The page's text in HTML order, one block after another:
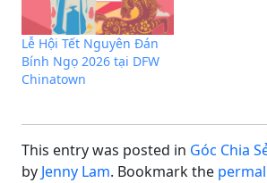
Lễ Hội Tết Nguyên Đán
Bính Ngọ 2026 tại DFW
Chinatown
This entry was posted in Góc Chia
by Jenny Lam. Bookmark the